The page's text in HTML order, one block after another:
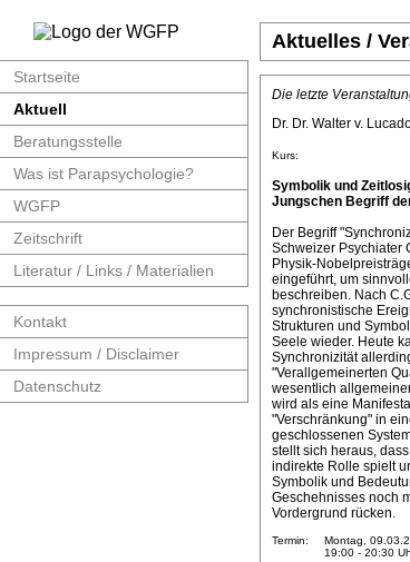
Startseite
Aktuell
Beratungsstelle
Was ist Parapsychologie?
WGFP
Zeitschrift
Literatur / Links / Materialien
Kontakt
Impressum / Disclaimer
Datenschutz
Aktuelles /
Die letzte
Dr. Dr. Walter v.
Kurs:
Symbolik und
Jungschen Begriff
Der Begriff
Schweizer Psychiater
Physik-
eingeführt, um
beschreiben. Nach
synchronistische
Strukturen und
Seele wieder. Heute
Synchronizität
"Verallgemeinerten
wesentlich
wird als eine
"Verschränkung" in
geschlossenen
stellt sich heraus,
indirekte Rolle spielt
Symbolik und
Geschehnisses noch
Vordergrund rücken.
Termin:
Montag,
19:00 - 20:30